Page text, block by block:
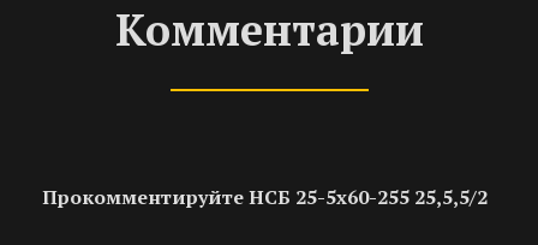
Комментарии
Прокомментируйте НСБ 25-5х60-255 25,5,5/2